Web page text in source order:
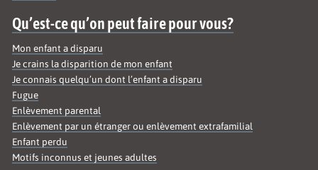
Qu’est-ce qu’on peut faire pour vous?
Mon enfant a disparu
Je crains la disparition de mon enfant
Je connais quelqu’un dont l’enfant a disparu
Fugue
Enlèvement parental
Enlèvement par un étranger ou enlèvement extrafamilial
Enfant perdu
Motifs inconnus et jeunes adultes